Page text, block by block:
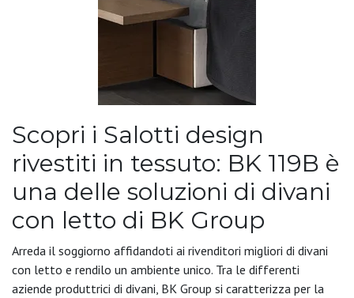
Scopri i Salotti design
rivestiti in tessuto: BK 119B è
una delle soluzioni di divani
con letto di BK Group
Arreda il soggiorno affidandoti ai rivenditori migliori di divani
con letto e rendilo un ambiente unico. Tra le differenti
aziende produttrici di divani, BK Group si caratterizza per la